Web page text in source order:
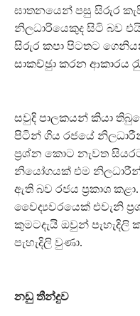
ඝාතනයෙන් පසු සිරුර
නිලධාරියෙකුද සිටි බව
සිරුර කපා පිටතට
සාකච්ඡුා කරන ආකාරය
සවුදි පාලකයන් කියා
පිටින් ගිය රජයේ
ප‍්‍රශ්න කොට නැවත
නියෝගයක් එම නිලධාරීන්
ඇති බව රජය ප‍්‍රකාශ
වෛද්‍යවරයෙක් එවැනි
කුමටදැයි ඔවුන් පැහැදිලි
පැහැදිලි වුණා.
නඩු තීන්දුව